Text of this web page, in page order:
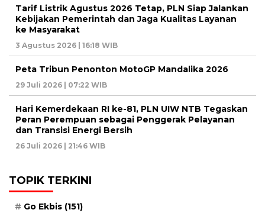
Tarif Listrik Agustus 2026 Tetap, PLN Siap Jalankan
Kebijakan Pemerintah dan Jaga Kualitas Layanan
ke Masyarakat
3 Agustus 2026 | 16:18 WIB
Peta Tribun Penonton MotoGP Mandalika 2026
29 Juli 2026 | 07:22 WIB
Hari Kemerdekaan RI ke-81, PLN UIW NTB Tegaskan
Peran Perempuan sebagai Penggerak Pelayanan
dan Transisi Energi Bersih
26 Juli 2026 | 21:46 WIB
TOPIK TERKINI
Go Ekbis (151)